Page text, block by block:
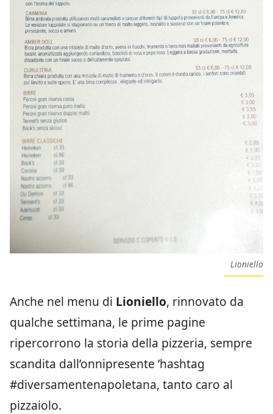
Lioniello
Anche nel menu di Lioniello, rinnovato da
qualche settimana, le prime pagine
ripercorrono la storia della pizzeria, sempre
scandita dall’onnipresente ’hashtag
#diversamentenapoletana, tanto caro al
pizzaiolo.